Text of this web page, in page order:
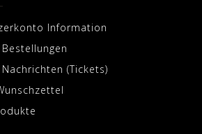
Information
(Tickets)